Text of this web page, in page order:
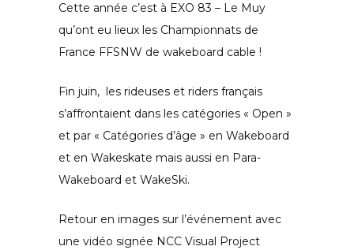
Cette année c’est à EXO 83 – Le Muy
qu’ont eu lieux les Championnats de
France FFSNW de wakeboard cable !
Fin juin, les rideuses et riders français
s’affrontaient dans les catégories « Open »
et par « Catégories d’âge » en Wakeboard
et en Wakeskate mais aussi en Para-
Wakeboard et WakeSki.
Retour en images sur l’événement avec
une vidéo signée NCC Visual Project